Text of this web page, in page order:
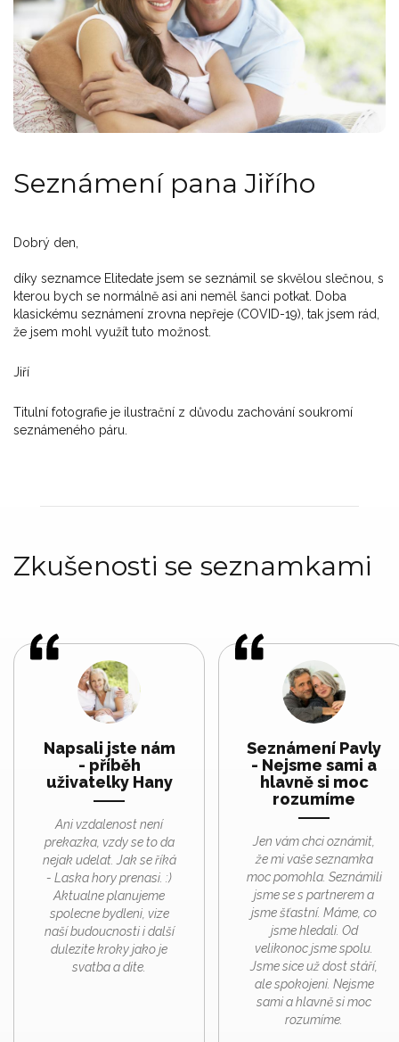
Seznámení pana Jiřího
Dobrý den,
díky seznamce Elitedate jsem se seznámil se skvělou slečnou, s
kterou bych se normálně asi ani neměl šanci potkat. Doba
klasickému seznámení zrovna nepřeje (COVID-19), tak jsem rád,
že jsem mohl využít tuto možnost.
Jiří
Titulní fotografie je ilustrační z důvodu zachování soukromí
seznámeného páru.
Zkušenosti se seznamkami
Napsali jste nám
- příběh
uživatelky Hany
Ani vzdalenost není
prekazka, vzdy se to da
nejak udelat. Jak se říká
- Laska hory prenasi. :)
Aktualne planujeme
spolecne bydleni, vize
naší budoucnosti i další
dulezite kroky jako je
svatba a dite.
Seznámení Pavly
- Nejsme sami a
hlavně si moc
rozumíme
Jen vám chci oznámit,
že mi vaše seznamka
moc pomohla. Seznámili
jsme se s partnerem a
jsme šťastní. Máme, co
jsme hledali. Od
velikonoc jsme spolu.
Jsme sice už dost stáří,
ale spokojeni. Nejsme
sami a hlavně si moc
rozumíme.